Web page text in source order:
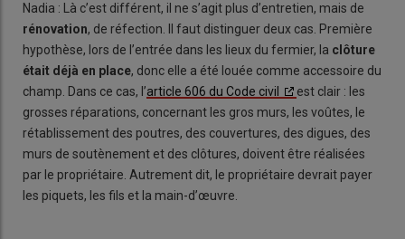
Nadia : Là c’est différent, il ne s’agit plus d’entretien, mais de
rénovation, de réfection. Il faut distinguer deux cas. Première
hypothèse, lors de l’entrée dans les lieux du fermier, la clôture
était déjà en place, donc elle a été louée comme accessoire du
champ. Dans ce cas, l’article 606 du Code civil
est clair : les
grosses réparations, concernant les gros murs, les voûtes, le
rétablissement des poutres, des couvertures, des digues, des
murs de soutènement et des clôtures, doivent être réalisées
par le propriétaire. Autrement dit, le propriétaire devrait payer
les piquets, les fils et la main-d’œuvre.